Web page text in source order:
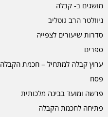
מושגים ב- קבלה
ניוזלטר הרב גוטליב
סדרות שיעורים לצפייה
ספרים
ערוץ קבלה למתחיל – חכמת הקבלה
פסח
פרשה ומועד בבינה מלכותית
פתיחה לחכמת הקבלה